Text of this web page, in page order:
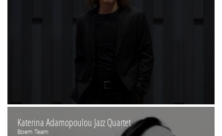
Katerina Adamopoulou Jazz Quartet
Boem Team